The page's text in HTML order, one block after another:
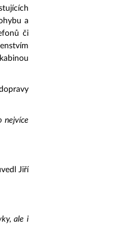
a
či
nejvíce
Jiří
ale i